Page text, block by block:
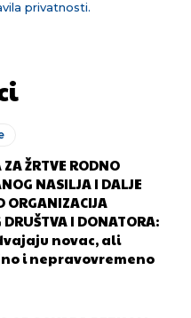
da živi!
zahvalimo što ste
da živi!
zahvalimo što ste
privatnosti.
ZA ŽRTVE RODNO
NASILJA I DALJE
ORGANIZACIJA
DRUŠTVA I DONATORA:
novac, ali
i nepravovremeno